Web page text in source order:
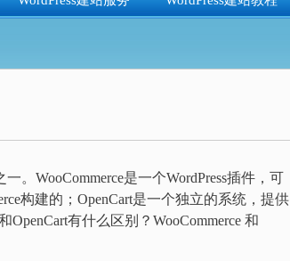
。WooCommerce是一个WordPress插件，可
构建的；OpenCart是一个独立的系统，提供
有什么区别？WooCommerce 和